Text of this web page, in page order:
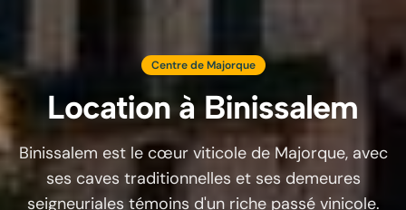
Centre de Majorque
Location à Binissalem
Binissalem est le cœur viticole de Majorque, avec
ses caves traditionnelles et ses demeures
seigneuriales témoins d'un riche passé vinicole.